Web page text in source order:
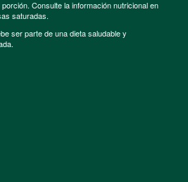
Consulte la información nutricional en
saturadas.
ser parte de una dieta saludable y